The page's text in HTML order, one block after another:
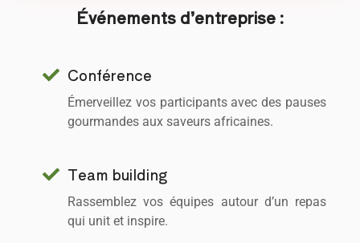
Événements d’entreprise :
Conférence
Émerveillez vos participants avec des pauses
gourmandes aux saveurs africaines.
Team building
Rassemblez vos équipes autour d’un repas
qui unit et inspire.